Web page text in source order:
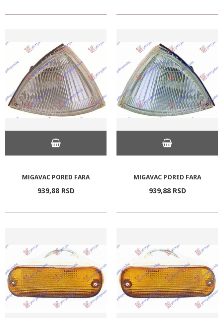
MIGAVAC PORED FARA
939,88 RSD
MIGAVAC PORED FARA
939,88 RSD